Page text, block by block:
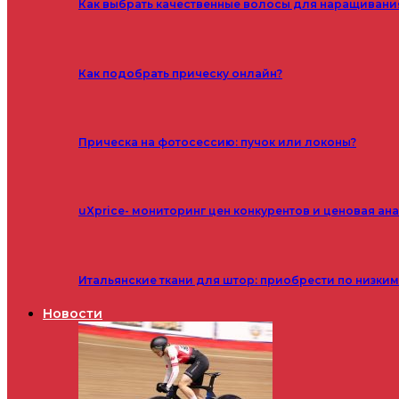
Как выбрать качественные волосы для
Как подобрать прическу онлайн?
Прическа на фотосессию: пучок или локоны?
uXprice- мониторинг цен конкурентов и ценовая
Итальянские ткани для штор: приобрести по
Новости